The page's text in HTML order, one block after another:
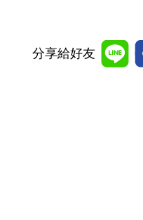
分享給好友